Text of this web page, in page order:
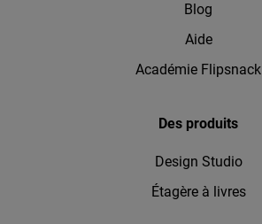
Blog
Aide
Académie Flipsnack
Des produits
Design Studio
Étagère à livres